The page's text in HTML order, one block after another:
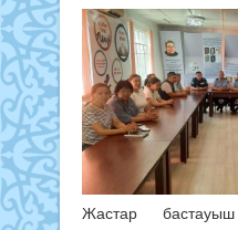
Жастар